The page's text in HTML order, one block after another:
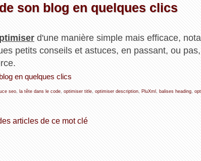
son blog en quelques clics
d'une manière simple mais efficace,
petits conseils et astuces, en passant, ou
en quelques clics
seo, la tête dans le code, optimiser title, optimiser description, PluXml , balises heading,
articles de ce mot clé